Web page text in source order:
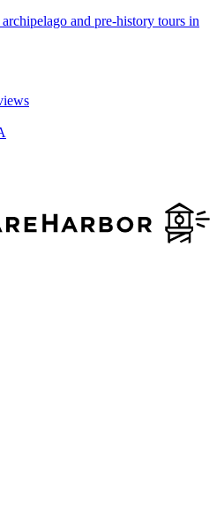
and pre-history tours in